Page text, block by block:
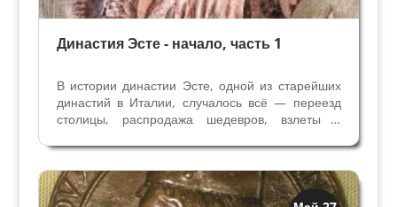
Династия Эсте - начало, часть 1
В истории династии Эсте, одной из старейших
династий в Италии, случалось всё — переезд
столицы, распродажа шедевров, взлеты и
Эсте сделали Феррару оживленным культурным
центром в XV веке, а через два столетия в
Модене собрали...
Архитектура